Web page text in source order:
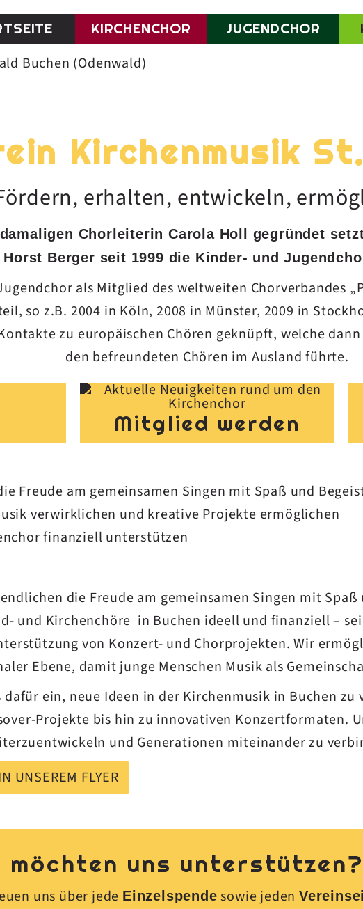
KIRCHENCHOR JUGENDCHOR
Kirchenmusik
erhalten, entwickeln,
Chorleiterin Carola Holl gegründet
Berger seit 1999 die Kinder- und
als Mitglied des weltweiten Chorverbandes
so z.B. 2004 in Köln, 2008 in Münster, 2009 in
zu europäischen Chören geknüpft, welche
den befreundeten Chören im Ausland führte.
Mitglied werden
Freude am gemeinsamen Singen mit Spaß und
verwirklichen und kreative Projekte ermöglichen
finanziell unterstützen
die Freude am gemeinsamen Singen mit
und Kirchenchöre in Buchen ideell und finanziell –
von Konzert- und Chorprojekten. Wir
Ebene, damit junge Menschen Musik als
dafür ein, neue Ideen in der Kirchenmusik in Buchen
Projekte bis hin zu innovativen Konzertformaten.
und Generationen miteinander zu
UNSEREM FLYER
möchten uns unterstützen?
uns über jede Einzelspende sowie jeden